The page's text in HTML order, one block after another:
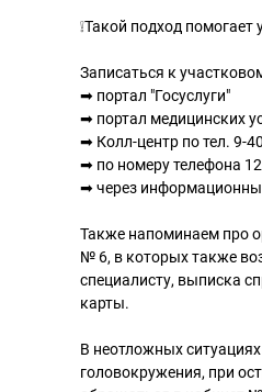
❕Такой подход
Записаться к
➡ портал "Госуслуги"
➡ портал медицинских
➡ Колл-центр по тел. 9-
➡ по номеру телефона
➡ через
Также напоминаем про
№ 6, в которых также
специалисту, выписка
карты.
В неотложных
головокружения, при